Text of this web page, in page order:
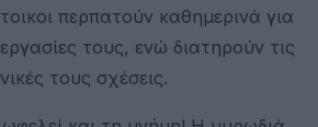
περπατούν καθημερινά για
τους, ενώ διατηρούν τις
τους σχέσεις.